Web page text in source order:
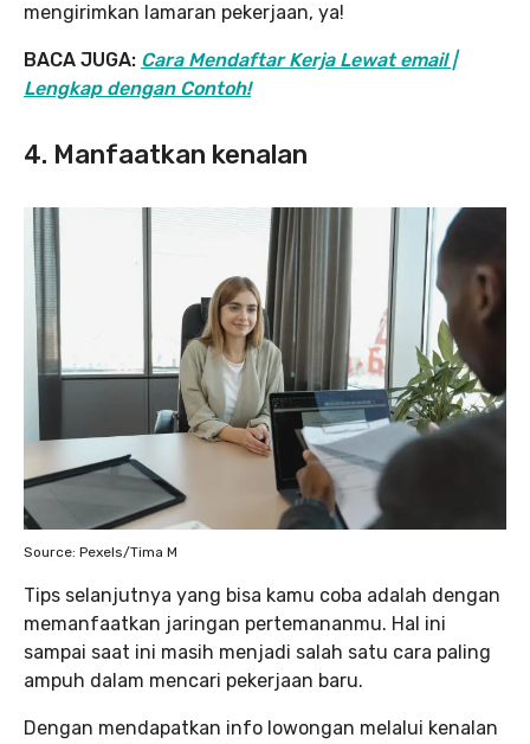
mengirimkan lamaran pekerjaan, ya!
BACA JUGA: Cara Mendaftar Kerja Lewat email |
Lengkap dengan Contoh!
4. Manfaatkan kenalan
Source: Pexels/Tima M
Tips selanjutnya yang bisa kamu coba adalah dengan
memanfaatkan jaringan pertemananmu. Hal ini
sampai saat ini masih menjadi salah satu cara paling
ampuh dalam mencari pekerjaan baru.
Dengan mendapatkan info lowongan melalui kenalan